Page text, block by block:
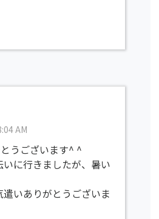
AM
うございます^ ^
に行きましたが、暑い
いありがとうございま